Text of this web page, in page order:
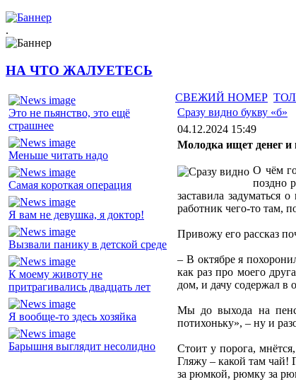
.
НА ЧТО ЖАЛУЕТЕСЬ
Это не пьянство, это ещё
страшнее
Меньше читать надо
Самая короткая операция
Я вам не девушка, я доктор!
Вызвали панику в детской среде
К моему животу не
притрагивались двадцать лет
Я вообще-то здесь хозяйка
Барышня выглядит несолидно
СВЕЖИЙ НОМЕР
Сразу видно букву «б»
04.12.2024 15:49
Молодка ищет денег
О чём
поздно
заставила задуматься
работник чего-то там,
Привожу его рассказ
– В октябре я
как раз про моего
дом, и дачу содержал в
Мы до выхода на
потихоньку», – ну и
Стоит у порога,
Гляжу – какой там чай!
за рюмкой, рюмку за